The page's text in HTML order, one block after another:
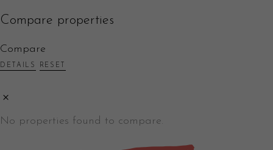
Compare properties
Compare
DETAILS RESET
No properties found to compare.